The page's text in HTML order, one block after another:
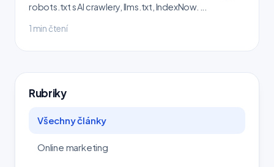
robots.txt s AI crawlery, llms.txt, IndexNow. ...
1 min čtení
Rubriky
Všechny články
Online marketing